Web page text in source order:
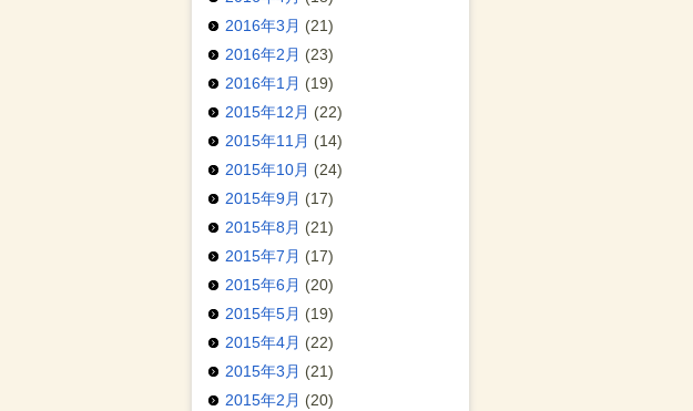
2016年3月 (21)
2016年2月 (23)
2016年1月 (19)
2015年12月 (22)
2015年11月 (14)
2015年10月 (24)
2015年9月 (17)
2015年8月 (21)
2015年7月 (17)
2015年6月 (20)
2015年5月 (19)
2015年4月 (22)
2015年3月 (21)
2015年2月 (20)